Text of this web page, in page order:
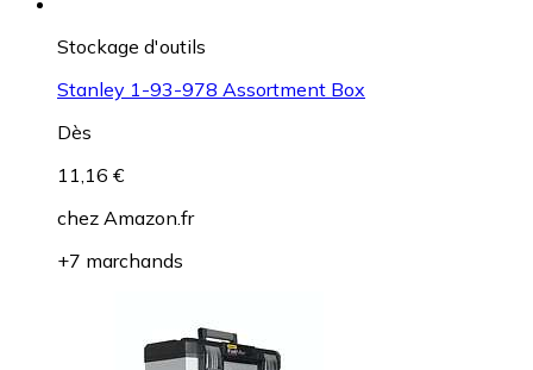
Stockage d'outils
Stanley 1-93-978 Assortment Box
Dès
11,16 €
chez Amazon.fr
+7 marchands